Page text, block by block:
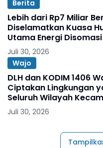
Berita
Lebih dari Rp7 Miliar
Diselamatkan Kuasa
Utama Energi
Wanprestasi
Juli 30, 2026
Wajo
DLH dan KODIM 1406
Ciptakan Lingkungan
Seluruh Wilayah
Juli 30, 2026